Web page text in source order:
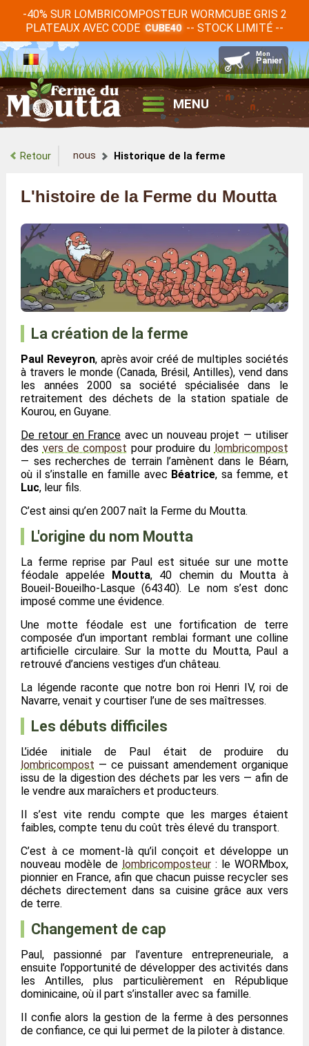
-40% SUR LOMBRICOMPOSTEUR WORMCUBE GRIS 2
PLATEAUX AVEC CODE CUBE40 -- STOCK LIMITÉ --
MENU
Retour nous Historique de la ferme
L'histoire de la Ferme du Moutta
La création de la ferme
Paul Reveyron, après avoir créé de multiples sociétés
à travers le monde (Canada, Brésil, Antilles), vend dans
les années 2000 sa société spécialisée dans le
retraitement des déchets de la station spatiale de
Kourou, en Guyane.
De retour en France avec un nouveau projet — utiliser
des vers de compost pour produire du lombricompost
— ses recherches de terrain l’amènent dans le Béarn,
où il s’installe en famille avec Béatrice, sa femme, et
Luc, leur fils.
C’est ainsi qu’en 2007 naît la Ferme du Moutta.
L'origine du nom Moutta
La ferme reprise par Paul est située sur une motte
féodale appelée Moutta, 40 chemin du Moutta à
Boueil-Boueilho-Lasque (64340). Le nom s’est donc
imposé comme une évidence.
Une motte féodale est une fortification de terre
composée d’un important remblai formant une colline
artificielle circulaire. Sur la motte du Moutta, Paul a
retrouvé d’anciens vestiges d’un château.
La légende raconte que notre bon roi Henri IV, roi de
Navarre, venait y courtiser l’une de ses maîtresses.
Les débuts difficiles
L’idée initiale de Paul était de produire du
lombricompost — ce puissant amendement organique
issu de la digestion des déchets par les vers — afin de
le vendre aux maraîchers et producteurs.
Il s’est vite rendu compte que les marges étaient
faibles, compte tenu du coût très élevé du transport.
C’est à ce moment-là qu’il conçoit et développe un
nouveau modèle de lombricomposteur : le WORMbox,
pionnier en France, afin que chacun puisse recycler ses
déchets directement dans sa cuisine grâce aux vers
de terre.
Changement de cap
Paul, passionné par l’aventure entrepreneuriale, a
ensuite l’opportunité de développer des activités dans
les Antilles, plus particulièrement en République
dominicaine, où il part s’installer avec sa famille.
Il confie alors la gestion de la ferme à des personnes
de confiance, ce qui lui permet de la piloter à distance.